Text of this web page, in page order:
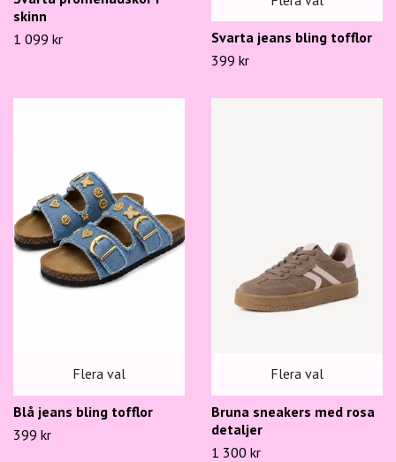
skinn
1 099 kr
Svarta jeans bling tofflor
399 kr
Flera val
Blå jeans bling tofflor
399 kr
Flera val
Bruna sneakers med rosa
detaljer
1 300 kr